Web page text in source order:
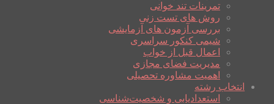
تمرینات تند خوانی
روش های تست زنی
بررسی آزمون های آزمایشی
شیمی کنکور سراسری
اعمال قبل از خواب
مدیریت فضای مجازی
اهمیت مشاوره تحصیلی
انتخاب رشته
استعدادیابی و شخصیت‌شناسی